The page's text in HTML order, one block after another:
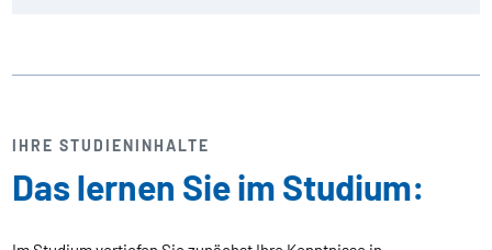
IHRE STUDIENINHALTE
Das lernen Sie im Studium: